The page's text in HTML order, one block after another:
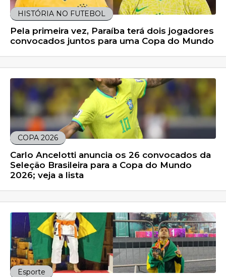
HISTÓRIA NO FUTEBOL
Pela primeira vez, Paraíba terá dois jogadores
convocados juntos para uma Copa do Mundo
COPA 2026
Carlo Ancelotti anuncia os 26 convocados da
Seleção Brasileira para a Copa do Mundo
2026; veja a lista
Esporte